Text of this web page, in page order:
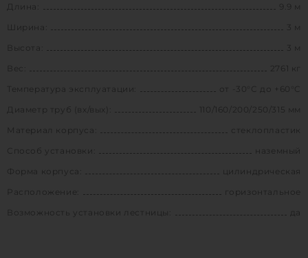
Длина:
9.9 м
Ширина:
3 м
Высота:
3 м
2761 кг
Температура эксплуатации:
от -30°C до +60°C
Диаметр труб (вх/вых):
110/160/200/250/315 мм
Материал корпуса:
стеклопластик
Способ установки:
наземный
Форма корпуса:
цилиндрическая
Расположение:
горизонтальное
Возможность установки лестницы:
да